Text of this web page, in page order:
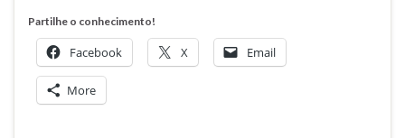
Partilhe o conhecimento!
Facebook X Email
More